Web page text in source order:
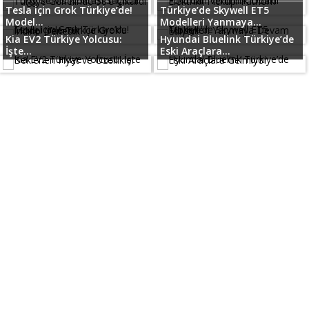
Tesla için Grok Türkiye’de!
Model...
Türkiye’de Skywell ET5
Modelleri Yanmaya...
Kia EV2 Türkiye Yolcusu:
İşte...
Hyundai Bluelink Türkiye’de
Eski Araçlara...